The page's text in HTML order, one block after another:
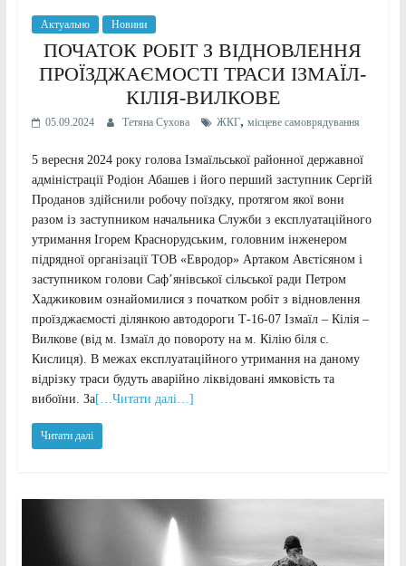
Актуально Новини
ПОЧАТОК РОБІТ З ВІДНОВЛЕННЯ
ПРОЇЗДЖАЄМОСТІ ТРАСИ ІЗМАЇЛ-
КІЛІЯ-ВИЛКОВЕ
05.09.2024 Тетяна Сухова ЖКГ, місцеве самоврядування
5 вересня 2024 року голова Ізмаїльської районної державної
адміністрації Родіон Абашев і його перший заступник Сергій
Проданов здійснили робочу поїздку, протягом якої вони
разом із заступником начальника Служби з експлуатаційного
утримання Ігорем Краснорудським, головним інженером
підрядної організації ТОВ «Евродор» Артаком Авєтісяном і
заступником голови Саф’янівської сільської ради Петром
Хаджиковим ознайомилися з початком робіт з відновлення
проїзджаємості ділянкою автодороги Т-16-07 Ізмаїл – Кілія –
Вилкове (від м. Ізмаїл до повороту на м. Кілію біля с.
Кислиця). В межах експлуатаційного утримання на даному
відрізку траси будуть аварійно ліквідовані ямковість та
вибоїни. За[…Читати далі…]
Читати далі